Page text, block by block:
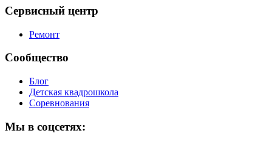
Сервисный центр
Ремонт
Сообщество
Блог
Детская квадрошкола
Соревнования
Мы в соцсетях: